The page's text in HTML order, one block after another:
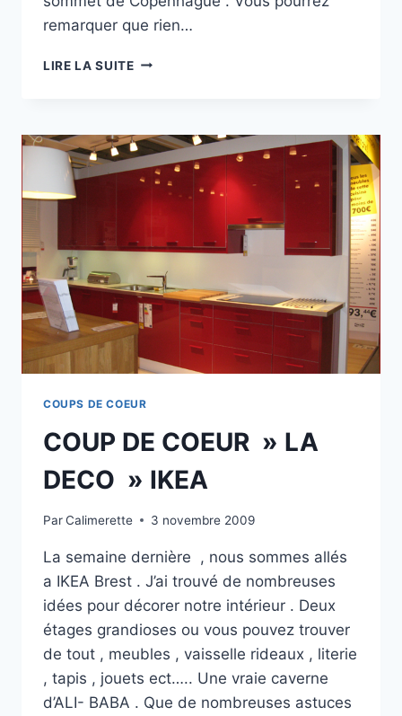
remarquer que rien…
LIRE LA SUITECOUP
À
MÉDITER
)
COUPS DE COEUR
COUP DE COEUR » LA
DECO » IKEA
ParCalimerette 3 novembre 2009
La semaine dernière , nous sommes allés
a IKEA Brest . J’ai trouvé de nombreuses
idées pour décorer notre intérieur . Deux
étages grandioses ou vous pouvez trouver
de tout , meubles , vaisselle rideaux , literie
, tapis , jouets ect….. Une vraie caverne
d’ALI- BABA . Que de nombreuses astuces